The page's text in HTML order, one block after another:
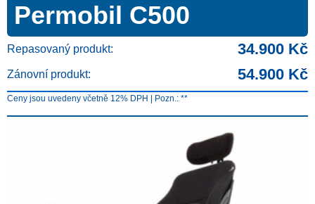
Permobil C500
Repasovaný produkt: 34.900 Kč
Zánovní produkt: 54.900 Kč
Ceny jsou uvedeny včetně 12% DPH | Pozn.: **